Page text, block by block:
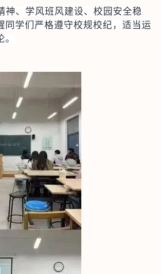
神、学风班风建设、校园安全稳
学们严格遵守校规校纪，适当运